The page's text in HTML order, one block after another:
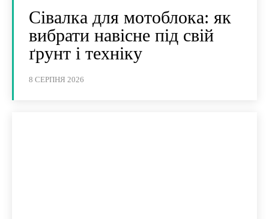
Сівалка для мотоблока: як
вибрати навісне під свій
ґрунт і техніку
8 СЕРПНЯ 2026